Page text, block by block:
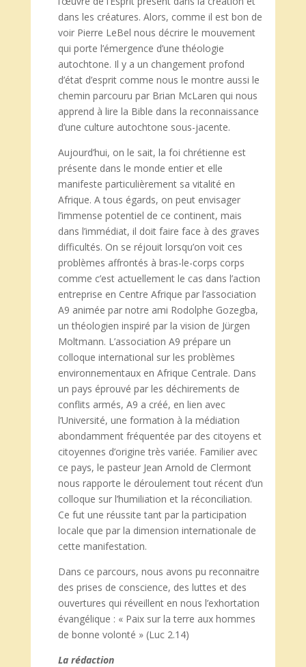
dans les créatures. Alors, comme il est bon de
voir Pierre LeBel nous décrire le mouvement
qui porte l’émergence d’une théologie
autochtone. Il y a un changement profond
d’état d’esprit comme nous le montre aussi le
chemin parcouru par Brian McLaren qui nous
apprend à lire la Bible dans la reconnaissance
d’une culture autochtone sous-jacente.
Aujourd’hui, on le sait, la foi chrétienne est
présente dans le monde entier et elle
manifeste particulièrement sa vitalité en
Afrique. A tous égards, on peut envisager
l’immense potentiel de ce continent, mais
dans l’immédiat, il doit faire face à des graves
difficultés. On se réjouit lorsqu’on voit ces
problèmes affrontés à bras-le-corps corps
comme c’est actuellement le cas dans l’action
entreprise en Centre Afrique par l’association
A9 animée par notre ami Rodolphe Gozegba,
un théologien inspiré par la vision de Jürgen
Moltmann. L’association A9 prépare un
colloque international sur les problèmes
environnementaux en Afrique Centrale. Dans
un pays éprouvé par les déchirements de
conflits armés, A9 a créé, en lien avec
l’Université, une formation à la médiation
abondamment fréquentée par des citoyens et
citoyennes d’origine très variée. Familier avec
ce pays, le pasteur Jean Arnold de Clermont
nous rapporte le déroulement tout récent d’un
colloque sur l’humiliation et la réconciliation.
Ce fut une réussite tant par la participation
locale que par la dimension internationale de
cette manifestation.
Dans ce parcours, nous avons pu reconnaitre
des prises de conscience, des luttes et des
ouvertures qui réveillent en nous l’exhortation
évangélique : « Paix sur la terre aux hommes
de bonne volonté » (Luc 2.14)
La rédaction